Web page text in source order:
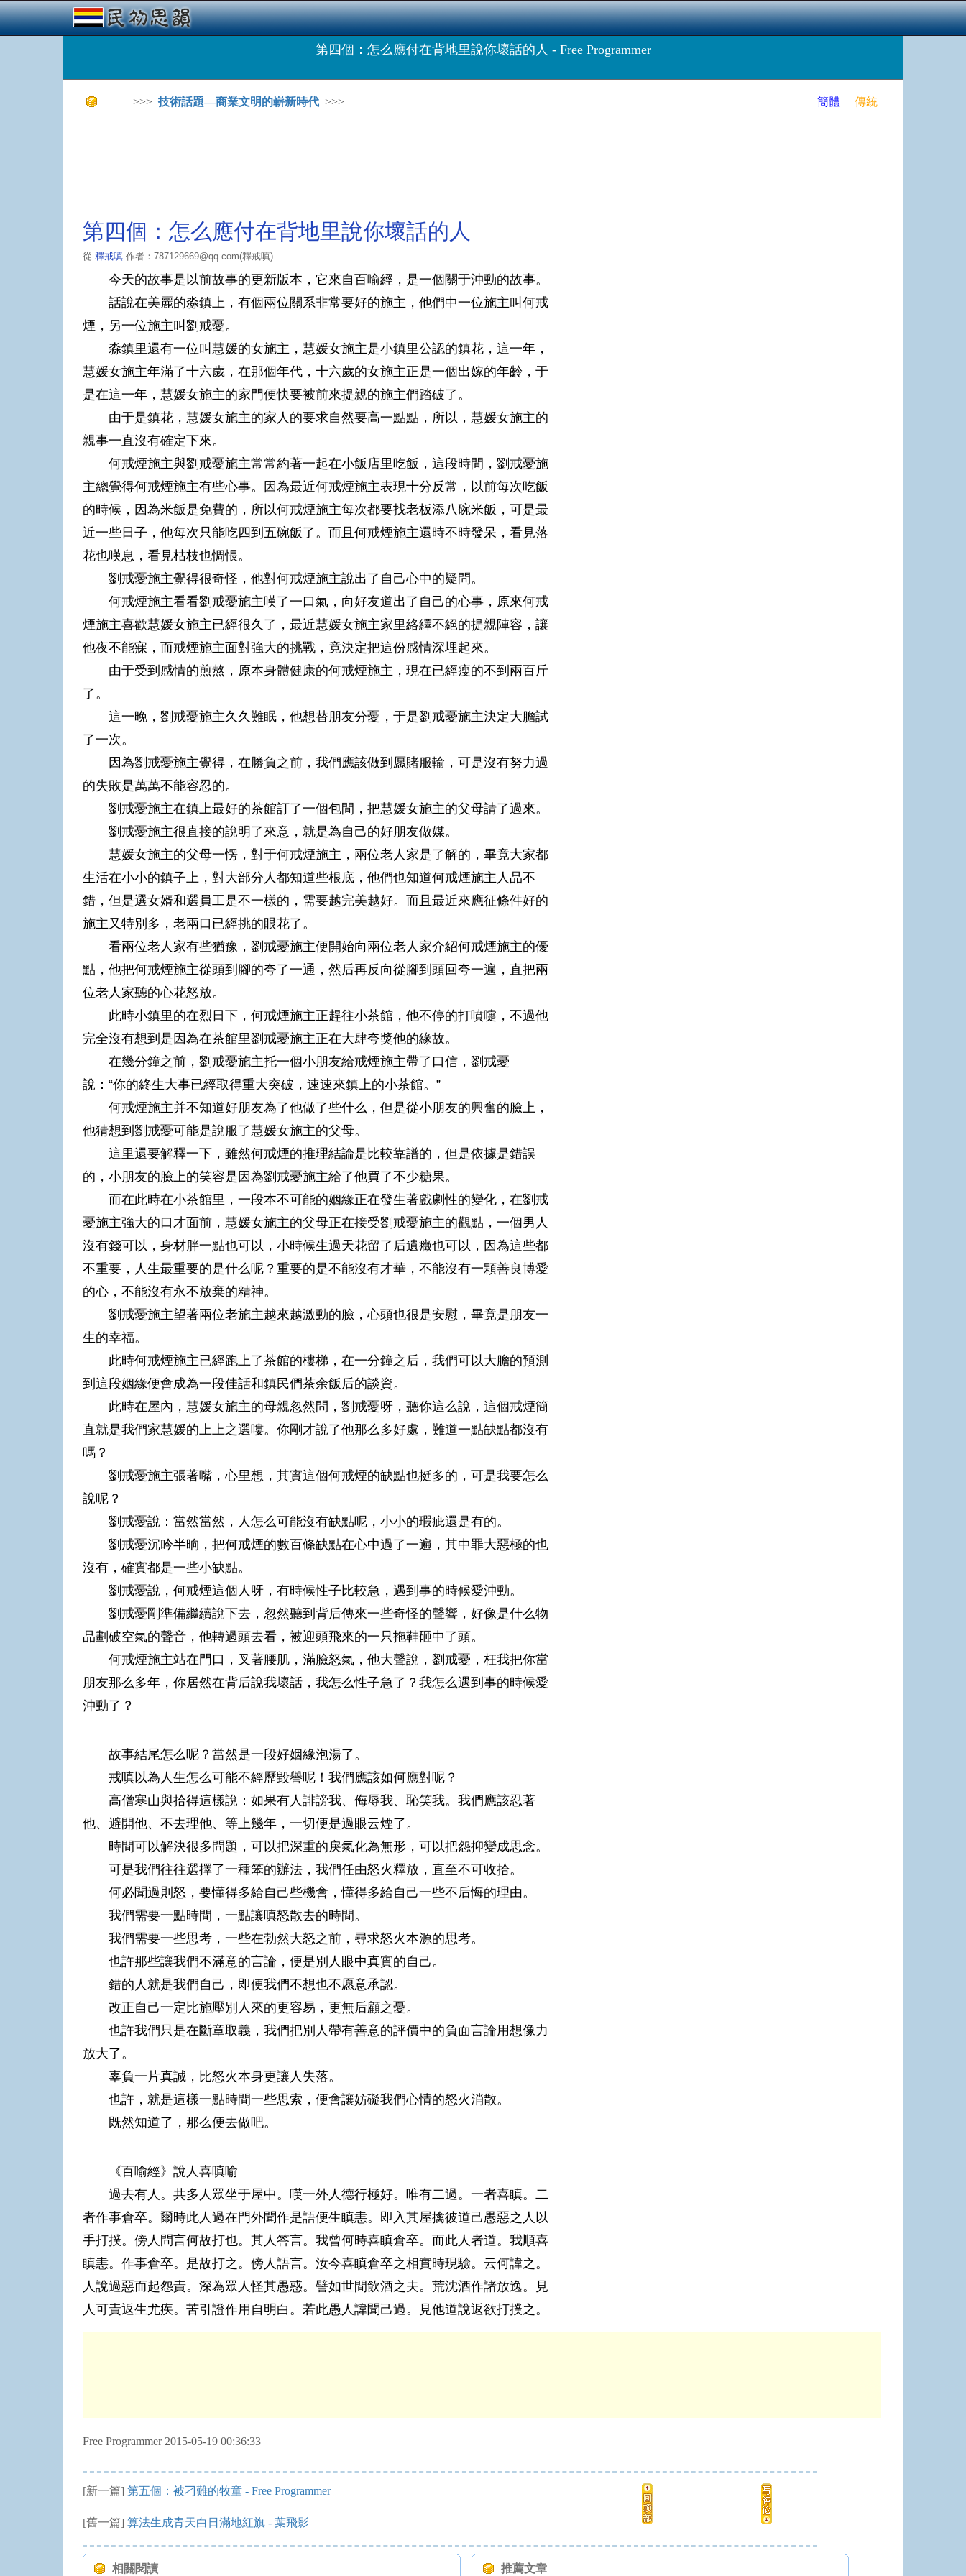
第四個：怎么應付在背地里說你壞話的人 - Free Programmer
>>> 技術話題—商業文明的嶄新時代 >>> 簡體 傳統
第四個：怎么應付在背地里說你壞話的人
從 釋戒嗔 作者：787129669@qq.com(釋戒嗔)
今天的故事是以前故事的更新版本，它來自百喻經，是一個關于沖動的故事。
話說在美麗的淼鎮上，有個兩位關系非常要好的施主，他們中一位施主叫何戒
煙，另一位施主叫劉戒憂。
淼鎮里還有一位叫慧媛的女施主，慧媛女施主是小鎮里公認的鎮花，這一年，
慧媛女施主年滿了十六歲，在那個年代，十六歲的女施主正是一個出嫁的年齡，于
是在這一年，慧媛女施主的家門便快要被前來提親的施主們踏破了。
由于是鎮花，慧媛女施主的家人的要求自然要高一點點，所以，慧媛女施主的
親事一直沒有確定下來。
何戒煙施主與劉戒憂施主常常約著一起在小飯店里吃飯，這段時間，劉戒憂施
主總覺得何戒煙施主有些心事。因為最近何戒煙施主表現十分反常，以前每次吃飯
的時候，因為米飯是免費的，所以何戒煙施主每次都要找老板添八碗米飯，可是最
近一些日子，他每次只能吃四到五碗飯了。而且何戒煙施主還時不時發呆，看見落
花也嘆息，看見枯枝也惆悵。
劉戒憂施主覺得很奇怪，他對何戒煙施主說出了自己心中的疑問。
何戒煙施主看看劉戒憂施主嘆了一口氣，向好友道出了自己的心事，原來何戒
煙施主喜歡慧媛女施主已經很久了，最近慧媛女施主家里絡繹不絕的提親陣容，讓
他夜不能寐，而戒煙施主面對強大的挑戰，竟決定把這份感情深埋起來。
由于受到感情的煎熬，原本身體健康的何戒煙施主，現在已經瘦的不到兩百斤
了。
這一晚，劉戒憂施主久久難眠，他想替朋友分憂，于是劉戒憂施主決定大膽試
了一次。
因為劉戒憂施主覺得，在勝負之前，我們應該做到愿賭服輸，可是沒有努力過
的失敗是萬萬不能容忍的。
劉戒憂施主在鎮上最好的茶館訂了一個包間，把慧媛女施主的父母請了過來。
劉戒憂施主很直接的說明了來意，就是為自己的好朋友做媒。
慧媛女施主的父母一愣，對于何戒煙施主，兩位老人家是了解的，畢竟大家都
生活在小小的鎮子上，對大部分人都知道些根底，他們也知道何戒煙施主人品不
錯，但是選女婿和選員工是不一樣的，需要越完美越好。而且最近來應征條件好的
施主又特別多，老兩口已經挑的眼花了。
看兩位老人家有些猶豫，劉戒憂施主便開始向兩位老人家介紹何戒煙施主的優
點，他把何戒煙施主從頭到腳的夸了一通，然后再反向從腳到頭回夸一遍，直把兩
位老人家聽的心花怒放。
此時小鎮里的在烈日下，何戒煙施主正趕往小茶館，他不停的打噴嚏，不過他
完全沒有想到是因為在茶館里劉戒憂施主正在大肆夸獎他的緣故。
在幾分鐘之前，劉戒憂施主托一個小朋友給戒煙施主帶了口信，劉戒憂
說：“你的終生大事已經取得重大突破，速速來鎮上的小茶館。”
何戒煙施主并不知道好朋友為了他做了些什么，但是從小朋友的興奮的臉上，
他猜想到劉戒憂可能是說服了慧媛女施主的父母。
這里還要解釋一下，雖然何戒煙的推理結論是比較靠譜的，但是依據是錯誤
的，小朋友的臉上的笑容是因為劉戒憂施主給了他買了不少糖果。
而在此時在小茶館里，一段本不可能的姻緣正在發生著戲劇性的變化，在劉戒
憂施主強大的口才面前，慧媛女施主的父母正在接受劉戒憂施主的觀點，一個男人
沒有錢可以，身材胖一點也可以，小時候生過天花留了后遺癥也可以，因為這些都
不重要，人生最重要的是什么呢？重要的是不能沒有才華，不能沒有一顆善良博愛
的心，不能沒有永不放棄的精神。
劉戒憂施主望著兩位老施主越來越激動的臉，心頭也很是安慰，畢竟是朋友一
生的幸福。
此時何戒煙施主已經跑上了茶館的樓梯，在一分鐘之后，我們可以大膽的預測
到這段姻緣便會成為一段佳話和鎮民們茶余飯后的談資。
此時在屋內，慧媛女施主的母親忽然問，劉戒憂呀，聽你這么說，這個戒煙簡
直就是我們家慧媛的上上之選嘍。你剛才說了他那么多好處，難道一點缺點都沒有
嗎？
劉戒憂施主張著嘴，心里想，其實這個何戒煙的缺點也挺多的，可是我要怎么
說呢？
劉戒憂說：當然當然，人怎么可能沒有缺點呢，小小的瑕疵還是有的。
劉戒憂沉吟半晌，把何戒煙的數百條缺點在心中過了一遍，其中罪大惡極的也
沒有，確實都是一些小缺點。
劉戒憂說，何戒煙這個人呀，有時候性子比較急，遇到事的時候愛沖動。
劉戒憂剛準備繼續說下去，忽然聽到背后傳來一些奇怪的聲響，好像是什么物
品劃破空氣的聲音，他轉過頭去看，被迎頭飛來的一只拖鞋砸中了頭。
何戒煙施主站在門口，叉著腰肌，滿臉怒氣，他大聲說，劉戒憂，枉我把你當
朋友那么多年，你居然在背后說我壞話，我怎么性子急了？我怎么遇到事的時候愛
沖動了？
故事結尾怎么呢？當然是一段好姻緣泡湯了。
戒嗔以為人生怎么可能不經歷毀譽呢！我們應該如何應對呢？
高僧寒山與拾得這樣說：如果有人誹謗我、侮辱我、恥笑我。我們應該忍著
他、避開他、不去理他、等上幾年，一切便是過眼云煙了。
時間可以解決很多問題，可以把深重的戾氣化為無形，可以把怨抑變成思念。
可是我們往往選擇了一種笨的辦法，我們任由怒火釋放，直至不可收拾。
何必聞過則怒，要懂得多給自己些機會，懂得多給自己一些不后悔的理由。
我們需要一點時間，一點讓嗔怒散去的時間。
我們需要一些思考，一些在勃然大怒之前，尋求怒火本源的思考。
也許那些讓我們不滿意的言論，便是別人眼中真實的自己。
錯的人就是我們自己，即便我們不想也不愿意承認。
改正自己一定比施壓別人來的更容易，更無后顧之憂。
也許我們只是在斷章取義，我們把別人帶有善意的評價中的負面言論用想像力
放大了。
辜負一片真誠，比怒火本身更讓人失落。
也許，就是這樣一點時間一些思索，便會讓妨礙我們心情的怒火消散。
既然知道了，那么便去做吧。
《百喻經》說人喜嗔喻
過去有人。共多人眾坐于屋中。嘆一外人德行極好。唯有二過。一者喜瞋。二
者作事倉卒。爾時此人過在門外聞作是語便生瞋恚。即入其屋擒彼道己愚惡之人以
手打撲。傍人問言何故打也。其人答言。我曾何時喜瞋倉卒。而此人者道。我順喜
瞋恚。作事倉卒。是故打之。傍人語言。汝今喜瞋倉卒之相實時現驗。云何諱之。
人說過惡而起怨責。深為眾人怪其愚惑。譬如世間飲酒之夫。荒沈酒作諸放逸。見
人可責返生尤疾。苦引證作用自明白。若此愚人諱聞己過。見他道說返欲打撲之。
Free Programmer 2015-05-19 00:36:33
[新一篇] 第五個：被刁難的牧童 - Free Programmer
[舊一篇] 算法生成青天白日滿地紅旗 - 葉飛影
相關閱讀 推薦文章